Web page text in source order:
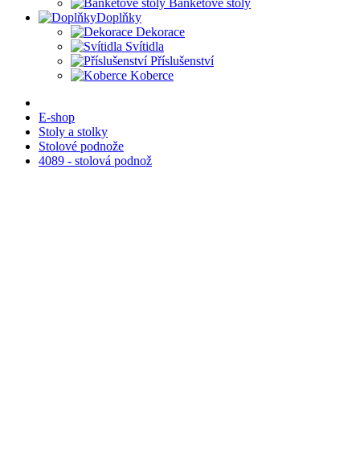
Banketové stoly
Doplňky
Dekorace
Svítidla
Příslušenství
Koberce
E-shop
Stoly a stolky
Stolové podnože
4089 - stolová podnož